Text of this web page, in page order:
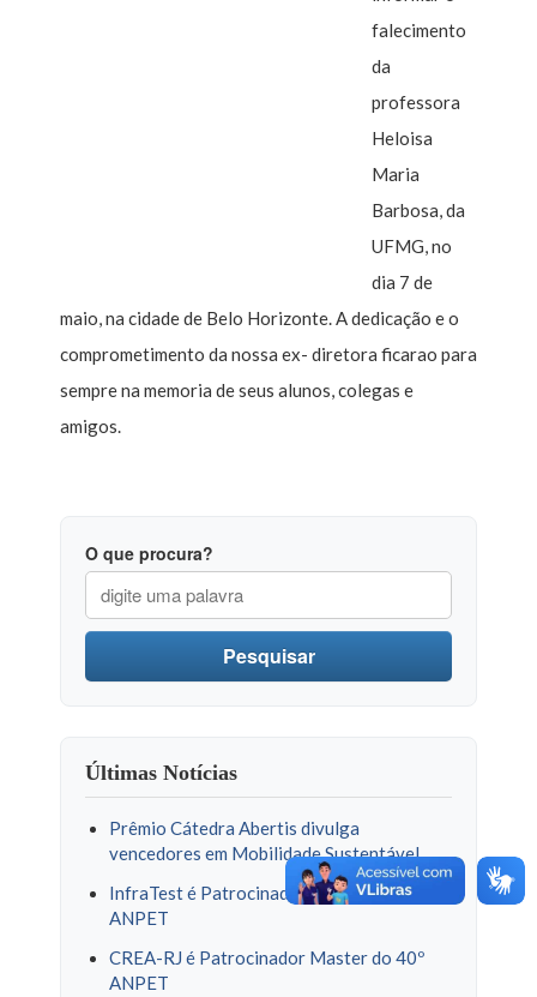
falecimento
da
professora
Heloisa
Maria
Barbosa, da
UFMG, no
dia 7 de
maio, na cidade de Belo Horizonte. A dedicação e o
comprometimento da nossa ex- diretora ficarao para
sempre na memoria de seus alunos, colegas e
amigos.
O que procura?
Pesquisar
Últimas Notícias
Prêmio Cátedra Abertis divulga
vencedores em Mobilidade Sustentável
InfraTest é Patrocinadora Ouro do 40º
ANPET
CREA-RJ é Patrocinador Master do 40º
ANPET